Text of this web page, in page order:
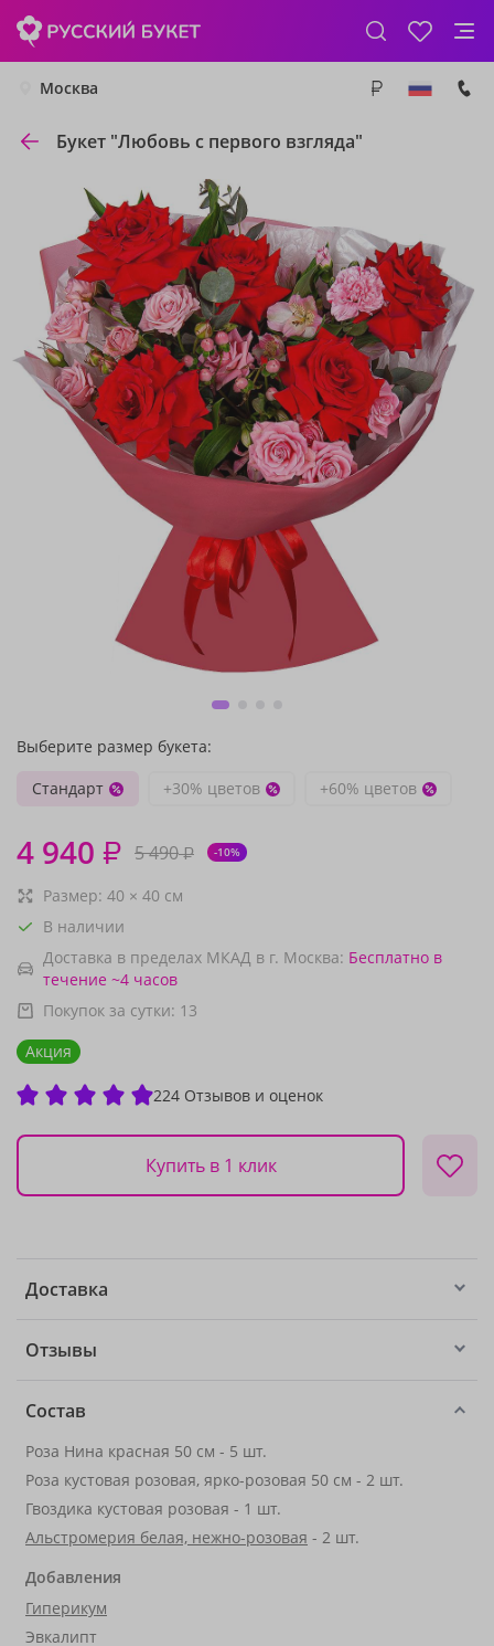
Москва
Букет "Любовь с первого взгляда"
Выберите размер букета:
Стандарт
+30% цветов +60% цветов
4 940 ₽ 5 490₽ -10%
Размер: 40 × 40 см
В наличии
Доставка в пределах МКАД в г. Москва: Бесплатно в
течение ~4 часов
Покупок за сутки: 13
Акция
224 Отзывов и оценок
Купить в 1 клик
Доставка
Отзывы
Состав
Роза Нина красная 50 см - 5 шт.
Роза кустовая розовая, ярко-розовая 50 см - 2 шт.
Гвоздика кустовая розовая - 1 шт.
Альстромерия белая, нежно-розовая - 2 шт.
Добавления
Гиперикум
Эвкалипт